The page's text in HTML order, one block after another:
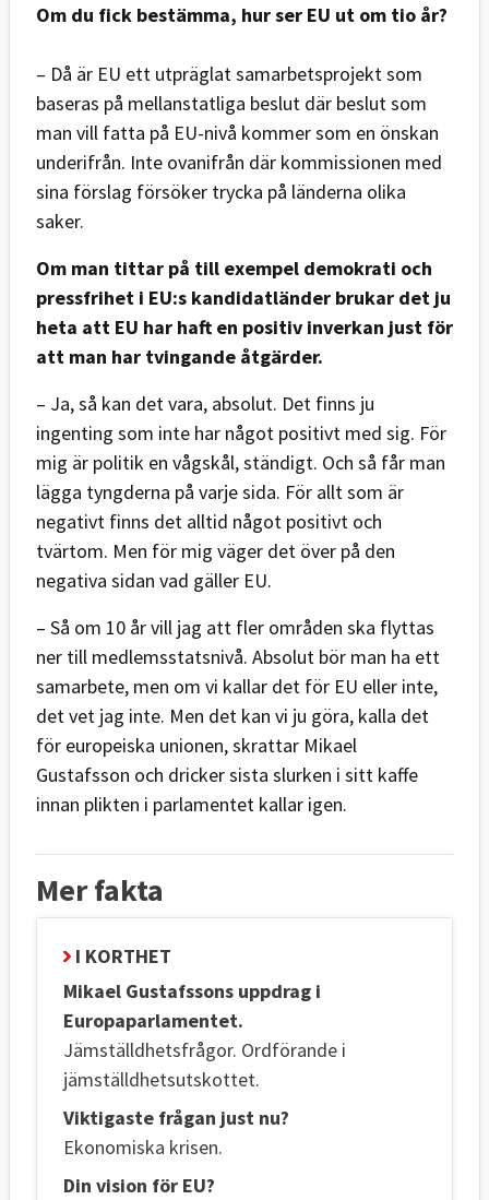
Om du fick bestämma, hur ser EU ut om tio år?
– Då är EU ett utpräglat samarbetsprojekt som
baseras på mellanstatliga beslut där beslut som
man vill fatta på EU-nivå kommer som en önskan
underifrån. Inte ovanifrån där kommissionen med
sina förslag försöker trycka på länderna olika
saker.
Om man tittar på till exempel demokrati och
pressfrihet i EU:s kandidatländer brukar det ju
heta att EU har haft en positiv inverkan just för
att man har tvingande åtgärder.
– Ja, så kan det vara, absolut. Det finns ju
ingenting som inte har något positivt med sig. För
mig är politik en vågskål, ständigt. Och så får man
lägga tyngderna på varje sida. För allt som är
negativt finns det alltid något positivt och
tvärtom. Men för mig väger det över på den
negativa sidan vad gäller EU.
– Så om 10 år vill jag att fler områden ska flyttas
ner till medlemsstatsnivå. Absolut bör man ha ett
samarbete, men om vi kallar det för EU eller inte,
det vet jag inte. Men det kan vi ju göra, kalla det
för europeiska unionen, skrattar Mikael
Gustafsson och dricker sista slurken i sitt kaffe
innan plikten i parlamentet kallar igen.
Mer fakta
I KORTHET
Mikael Gustafssons uppdrag i
Europaparlamentet.
Jämställdhetsfrågor. Ordförande i
jämställdhetsutskottet.
Viktigaste frågan just nu?
Ekonomiska krisen.
Din vision för EU?